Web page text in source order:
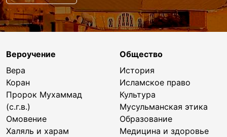
Вероучение
Вера
Коран
Пророк Мухаммад
(с.г.в.)
Омовение
Халяль и харам
Общество
История
Исламское право
Культура
Мусульманская этика
Образование
Медицина и здоровье